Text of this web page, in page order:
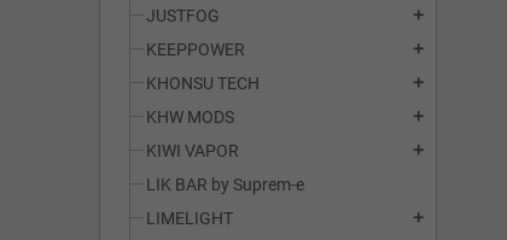
JUSTFOG add
KEEPPOWER add
KHONSU TECH add
KHW MODS add
KIWI VAPOR add
LIK BAR by Suprem-e
LIMELIGHT
add